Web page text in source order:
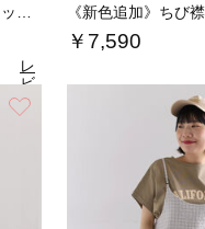
レ
ビ
ュ
ー
￥7,590
4.6